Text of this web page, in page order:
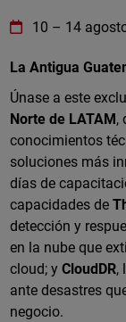
WatchGuard
10 – 14
La Antigua
Únase a este
Norte de LATAM ,
conocimientos
soluciones más
días de
capacidades de
detección y
en la nube que
cloud; y CloudDR,
ante desastres
negocio.